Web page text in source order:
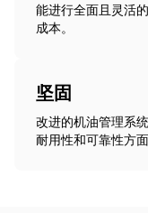
能进行全面且灵活
成本。
坚固
改进的机油管理系
耐用性和可靠性方